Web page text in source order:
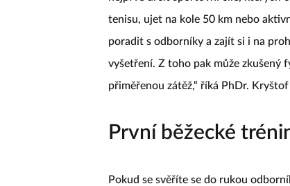
tenisu, ujet na kole 50 km nebo
poradit s odborníky a zajít si i na
vyšetření. Z toho pak může zkušený
přiměřenou zátěž,“ říká PhDr.
První běžecké
Pokud se svěříte se do rukou